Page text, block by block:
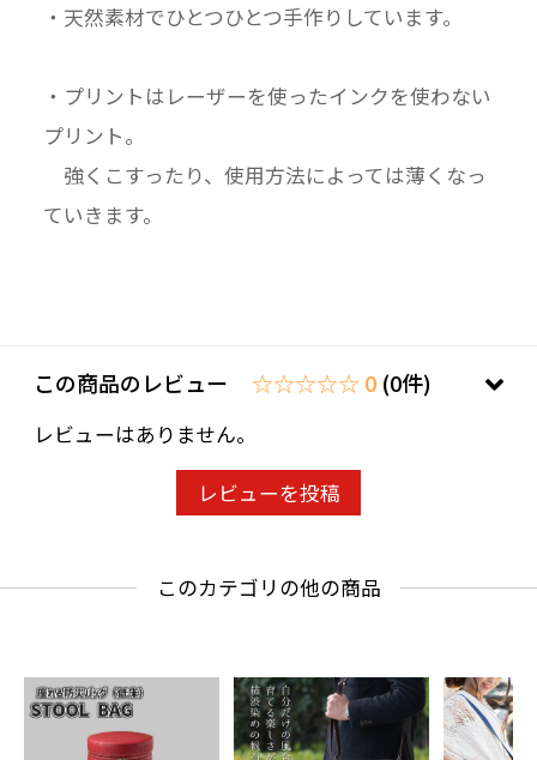
・天然素材でひとつひとつ手作りしています。
・プリントはレーザーを使ったインクを使わない
プリント。
強くこすったり、使用方法によっては薄くなっ
ていきます。
この商品のレビュー ☆☆☆☆☆ 0 (0件)
レビューはありません。
レビューを投稿
このカテゴリの他の商品